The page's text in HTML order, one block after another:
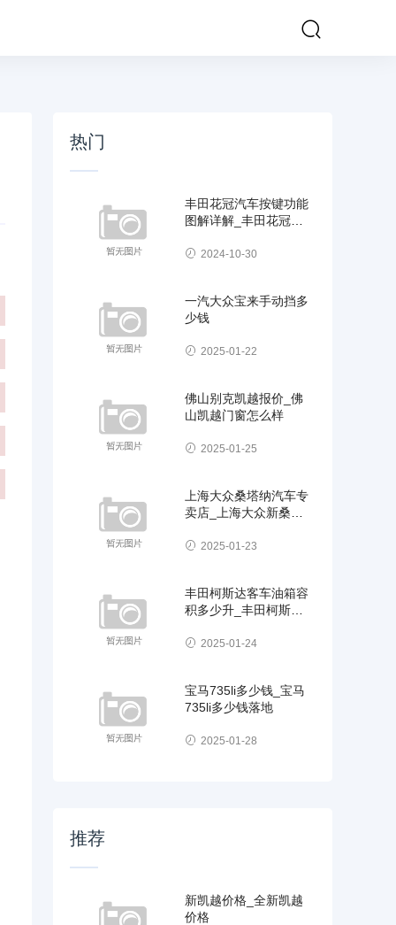
热门
丰田花冠汽车按键功能
图解详解_丰田花冠汽
2024-10-30
一汽大众宝来手动挡多
少钱
2025-01-22
佛山别克凯越报价_佛
山凯越门窗怎么样
2025-01-25
上海大众桑塔纳汽车专
卖店_上海大众新桑塔
2025-01-23
丰田柯斯达客车油箱容
积多少升_丰田柯斯达
2025-01-24
宝马735li多少钱_宝马
735li多少钱落地
2025-01-28
推荐
新凯越价格_全新凯越
价格